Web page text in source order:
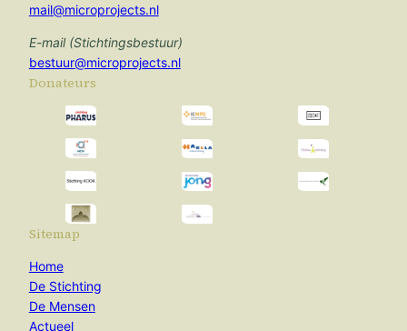
mail@microprojects.nl
E-mail (Stichtingsbestuur)
bestuur@microprojects.nl
Donateurs
Sitemap
Home
De Stichting
De Mensen
Actueel